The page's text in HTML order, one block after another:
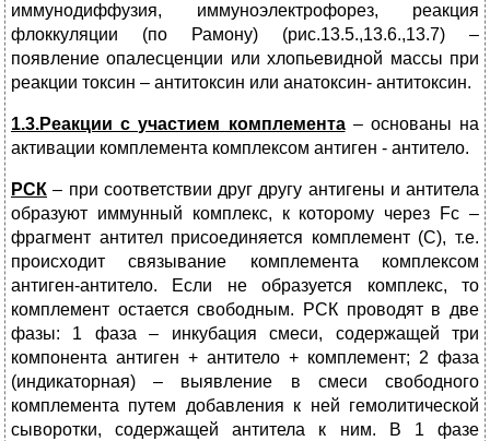
иммунодиффузия, иммуноэлектрофорез, реакция
флоккуляции (по Рамону) (рис.13.5.,13.6.,13.7) –
появление опалесценции или хлопьевидной массы при
реакции токсин – антитоксин или анатоксин- антитоксин.
1.3.Реакции с участием комплемента– основаны на
активации комплемента комплексом антиген - антитело.
РСК – при соответствии друг другу антигены и антитела
образуют иммунный комплекс, к которому через Fс –
фрагмент антител присоединяется комплемент (С), т.е.
происходит связывание комплемента комплексом
антиген-антитело. Если не образуется комплекс, то
комплемент остается свободным. РСК проводят в две
фазы: 1 фаза – инкубация смеси, содержащей три
компонента антиген + антитело + комплемент; 2 фаза
(индикаторная) – выявление в смеси свободного
комплемента путем добавления к ней гемолитической
сыворотки, содержащей антитела к ним. В 1 фазе